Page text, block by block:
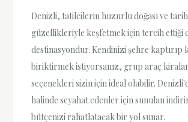
Denizli, tatilcilerin huzurlu doğası ve
güzellikleriyle keşfetmek için tercih ettiği
destinasyondur. Kendinizi şehre kaptırıp
biriktirmek istiyorsanız, grup araç
seçenekleri sizin için ideal olabilir.
halinde seyahat edenler için sunulan
bütçenizi rahatlatacak bir yol sunar.